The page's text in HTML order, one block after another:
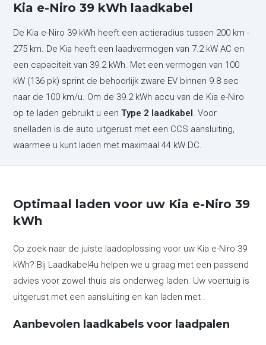
Kia e-Niro 39 kWh laadkabel
De Kia e-Niro 39 kWh heeft een actieradius tussen 200 km -
275 km. De Kia heeft een laadvermogen van 7.2 kW AC en
een capaciteit van 39.2 kWh. Met een vermogen van 100
kW (136 pk) sprint de behoorlijk zware EV binnen 9.8 sec
naar de 100 km/u. Om de 39.2 kWh accu van de Kia e-Niro
op te laden gebruikt u eenType 2 laadkabel. Voor
snelladen is de auto uitgerust met een CCS aansluiting,
waarmee u kunt laden met maximaal 44 kW DC.
Optimaal laden voor uw Kia e-Niro 39
kWh
Op zoek naar de juiste laadoplossing voor uw Kia e-Niro 39
kWh? Bij Laadkabel4u helpen we u graag met een passend
advies voor zowel thuis als onderweg laden. Uw voertuig is
uitgerust met een aansluiting en kan laden met .
Aanbevolen laadkabels voor laadpalen